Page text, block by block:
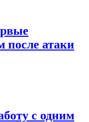
после атаки
с одним